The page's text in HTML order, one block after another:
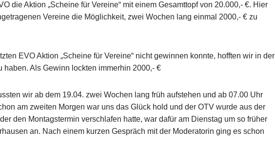
die Aktion „Scheine für Vereine“ mit einem Gesamttopf von 20.000,- €. Hier
Vereine die Möglichkeit, zwei Wochen lang einmal 2000,- € zu
EVO Aktion „Scheine für Vereine“ nicht gewinnen konnte, hofften wir in der
haben. Als Gewinn lockten immerhin 2000,- €
wir ab dem 19.04. zwei Wochen lang früh aufstehen und ab 07.00 Uhr
am zweiten Morgen war uns das Glück hold und der OTV wurde aus der
den Montagstermin verschlafen hatte, war dafür am Dienstag um so früher
an. Nach einem kurzen Gespräch mit der Moderatorin ging es schon